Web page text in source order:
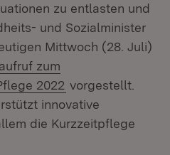
zu entlasten und
und Sozialminister
Mittwoch (28. Juli)
zum
2022 vorgestellt.
innovative
die Kurzzeitpflege